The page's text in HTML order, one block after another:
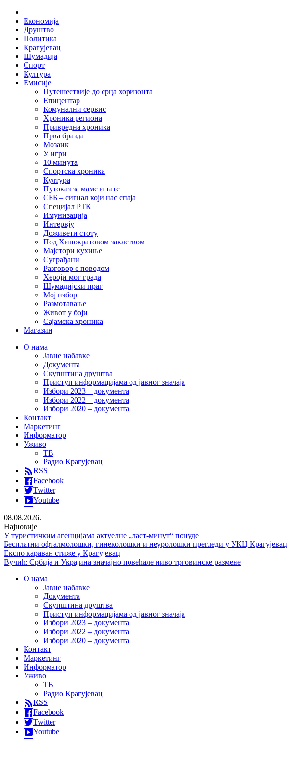
Skip
content
Економија
Друштво
Политика
Крагујевац
Шумадија
Спорт
Култура
Емисије
Путешествије до срца хоризонта
Епицентар
Комунални сервис
Хроника региона
Привредна хроника
Прва бразда
Мозаик
У игри
10 минута
Спортска хроника
Култура
Путоказ за маме и тате
СББ – сигнал који нас спаја
Специјал РТК
Имунизација
Интервју
Доживети стоту
Под Хипократовом заклетвом
Мајстори кухиње
Суграђани
Разговор с поводом
Хероји мог града
Шумадијски праг
Мој избор
Размотавање
Живот у боји
Сајамска хроника
Магазин
О нама
Јавне набавке
Документа
Скупштина друштва
Приступ информацијама од јавног значаја
Избори 2023 – документа
Избори 2022 – документа
Избори 2020 – документа
Контакт
Маркетинг
Информатор
Уживо
ТВ
Радио Крагујевац
RSS
Facebook
Twitter
Youtube
08.08.2026.
Најновије
У туристичким агенцијама актуелне „ласт-минут“ понуде
Бесплатни офталмолошки, гинеколошки и неуролошки прегледи у УКЦ Крагујевац
Експо караван стиже у Крагујевац
Вучић: Србија и Украјина значајно повећале ниво трговинске размене
О нама
Јавне набавке
Документа
Скупштина друштва
Приступ информацијама од јавног значаја
Избори 2023 – документа
Избори 2022 – документа
Избори 2020 – документа
Контакт
Маркетинг
Информатор
Уживо
ТВ
Радио Крагујевац
RSS
Facebook
Twitter
Youtube